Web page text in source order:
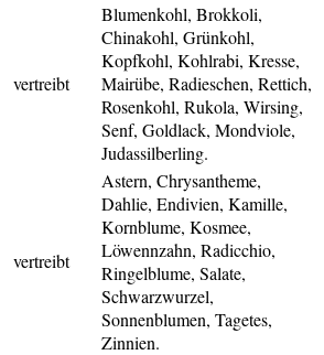
vertreibt
Blumenkohl, Brokkoli,
Chinakohl, Grünkohl,
Kopfkohl, Kohlrabi, Kresse,
Mairübe, Radieschen, Rettich,
Rosenkohl, Rukola, Wirsing,
Senf, Goldlack, Mondviole,
Judassilberling.
vertreibt
Astern, Chrysantheme,
Dahlie, Endivien, Kamille,
Kornblume, Kosmee,
Löwennzahn, Radicchio,
Ringelblume, Salate,
Schwarzwurzel,
Sonnenblumen, Tagetes,
Zinnien.